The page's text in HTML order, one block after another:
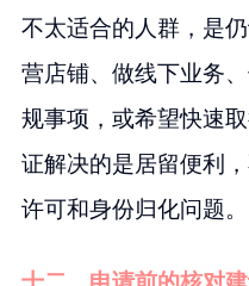
不太适合的人群，是
营店铺、做线下业务
规事项，或希望快速
证解决的是居留便利
许可和身份归化问题。